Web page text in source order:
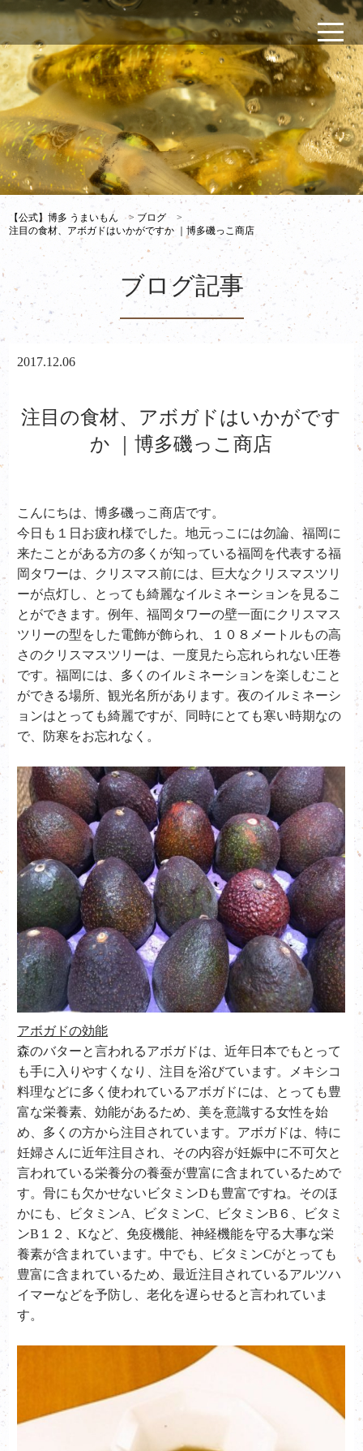
【公式】博多 うまいもん > ブログ
>
注目の食材、アボガドはいかがですか ｜博多磯っこ商店
ブログ記事
2017.12.06
注目の食材、アボガドはいかがです
か ｜博多磯っこ商店
こんにちは、博多磯っこ商店です。
今日も１日お疲れ様でした。地元っこには勿論、福岡に
来たことがある方の多くが知っている福岡を代表する福
岡タワーは、クリスマス前には、巨大なクリスマスツリ
ーが点灯し、とっても綺麗なイルミネーションを見るこ
とができます。例年、福岡タワーの壁一面にクリスマス
ツリーの型をした電飾が飾られ、１０８メートルもの高
さのクリスマスツリーは、一度見たら忘れられない圧巻
です。福岡には、多くのイルミネーションを楽しむこと
ができる場所、観光名所があります。夜のイルミネーシ
ョンはとっても綺麗ですが、同時にとても寒い時期なの
で、防寒をお忘れなく。
アボガドの効能
森のバターと言われるアボガドは、近年日本でもとって
も手に入りやすくなり、注目を浴びています。メキシコ
料理などに多く使われているアボガドには、とっても豊
富な栄養素、効能があるため、美を意識する女性を始
め、多くの方から注目されています。アボガドは、特に
妊婦さんに近年注目され、その内容が妊娠中に不可欠と
言われている栄養分の養蚕が豊富に含まれているためで
す。骨にも欠かせないビタミンDも豊富ですね。そのほ
かにも、ビタミンA、ビタミンC、ビタミンB６、ビタミ
ンB１２、Kなど、免疫機能、神経機能を守る大事な栄
養素が含まれています。中でも、ビタミンCがとっても
豊富に含まれているため、最近注目されているアルツハ
イマーなどを予防し、老化を遅らせると言われていま
す。